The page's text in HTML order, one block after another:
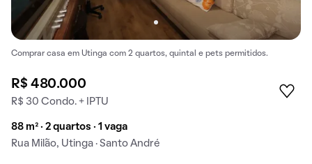
Comprar casa em Utinga com 2 quartos, quintal e pets permitidos.
R$ 480.000
R$ 30 Condo. + IPTU
88 m² · 2 quartos · 1 vaga
Rua Milão, Utinga · Santo André